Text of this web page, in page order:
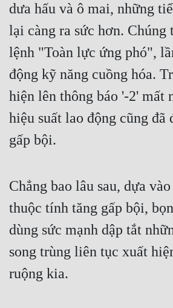
Dị Năng
Gia Đấu
Góc Nhìn Nữ
Huyền Huyễn
Huyền Nghi
Hài Hước
Hệ Thống
Học Đường
Khoa Huyễn
Khoa Huyễn Không Gian
dưa hấu và ô mai, những
lại càng ra sức hơn. Chúng
lệnh "Toàn lực ứng phó",
động kỹ năng cuồng hóa.
hiện lên thông báo '-2' mất
hiệu suất lao động cũng đã
gấp bội.
Chẳng bao lâu sau, dựa
thuộc tính tăng gấp bội,
dùng sức mạnh dập tắt
song trùng liên tục xuất
ruộng kia.